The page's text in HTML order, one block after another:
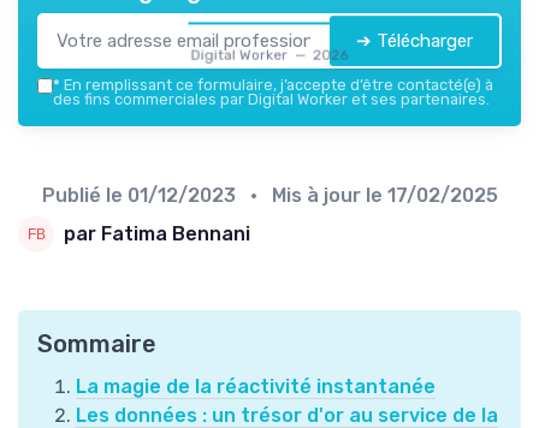
Digital Worker — 2026
➔ Télécharger
* En remplissant ce formulaire, j’accepte d’être contacté(e) à
des fins commerciales par Digital Worker et ses partenaires.
Publié le 01/12/2023 • Mis à jour le 17/02/2025
par Fatima Bennani
Sommaire
La magie de la réactivité instantanée
Les données : un trésor d'or au service de la